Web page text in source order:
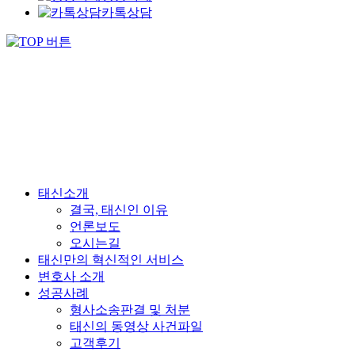
카톡상담
태신소개
결국, 태신인 이유
언론보도
오시는길
태신만의 혁신적인 서비스
변호사 소개
성공사례
형사소송판결 및 처분
태신의 동영상 사건파일
고객후기